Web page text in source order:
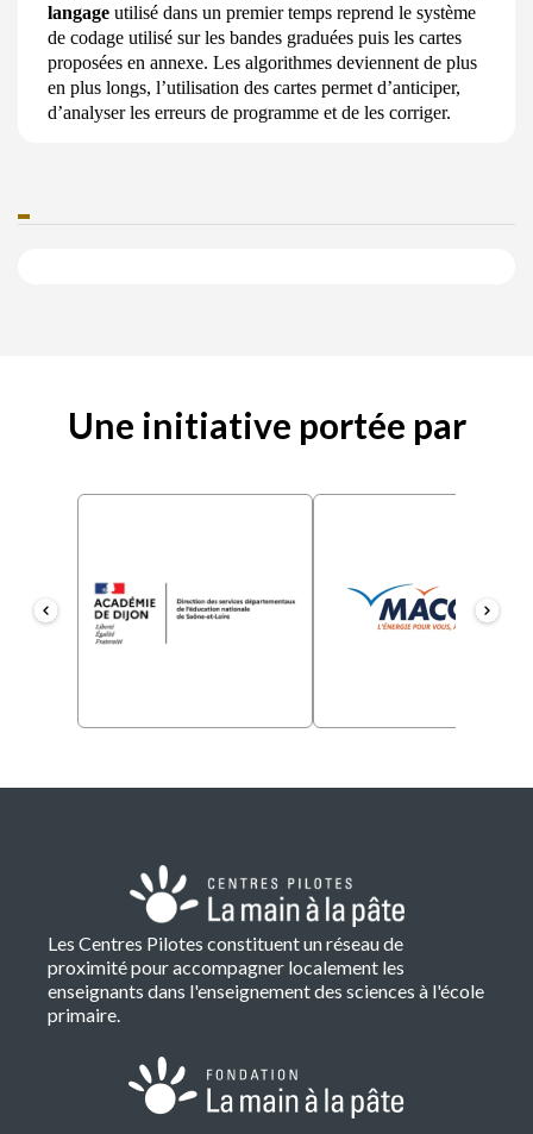
langage utilisé dans un premier temps reprend le système
de codage utilisé sur les bandes graduées puis les cartes
proposées en annexe. Les algorithmes deviennent de plus
en plus longs, l’utilisation des cartes permet d’anticiper,
d’analyser les erreurs de programme et de les corriger.
Une initiative portée par
Les Centres Pilotes constituent un réseau de
proximité pour accompagner localement les
enseignants dans l'enseignement des sciences à l'école
primaire.